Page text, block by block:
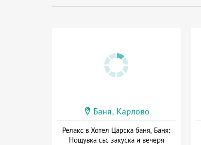
Баня, Карлово
Релакс в Хотел Царска баня, Баня:
Нощувка със закуска и вечеря